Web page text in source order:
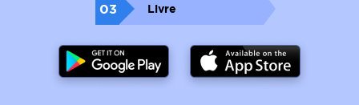
03 Livre